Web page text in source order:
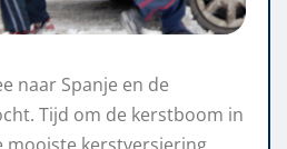
naar Spanje en de
Tijd om de kerstboom in